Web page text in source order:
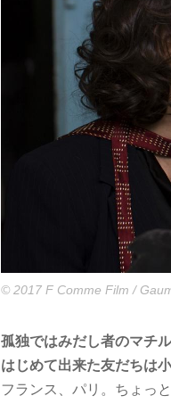
© 2017 F Comme Film /
孤独ではみだし者のマチル
はじめて出来た友だちは
フランス、パリ。ちょっ